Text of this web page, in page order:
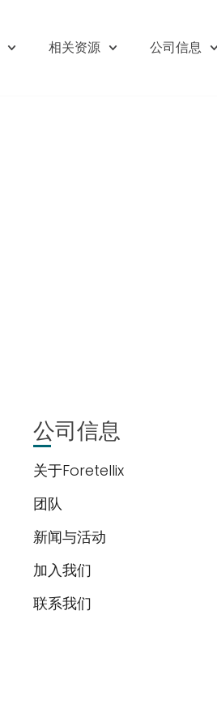
相关资源 公司信息
公司信息
关于Foretellix
团队
新闻与活动
加入我们
联系我们